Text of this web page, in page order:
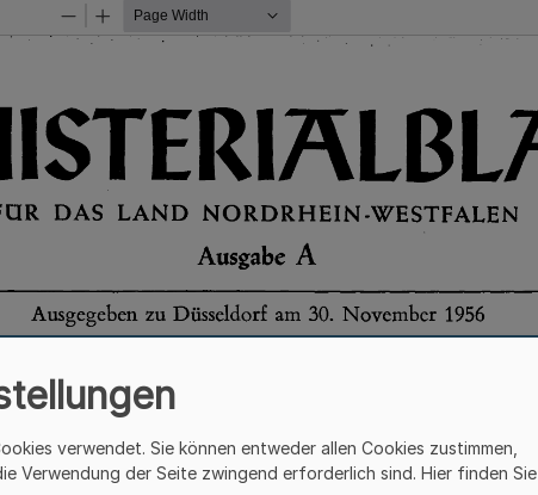
verwendet. Sie können entweder allen Cookies zustimmen,
Verwendung der Seite zwingend erforderlich sind. Hier finden Sie